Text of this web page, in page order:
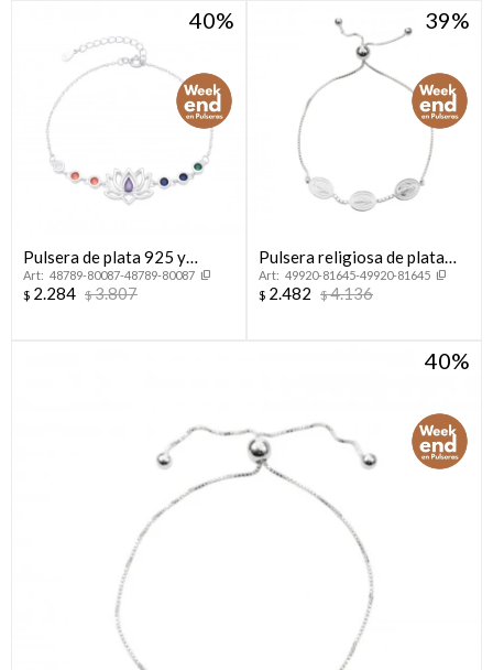
40
Pulsera de plata 925 y
circonias, FLOR DE LOTO.
48789-80087-48789-80087
$ 2.284 $3.807
39
Pulsera religiosa de plata
925, MILAGROSA.
49920-81645-49920-81645
$ 2.482 $4.136
40